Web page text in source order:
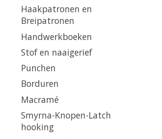
Haakpatronen en
Breipatronen
Handwerkboeken
Stof en naaigerief
Punchen
Borduren
Macramé
Smyrna-Knopen-Latch
hooking